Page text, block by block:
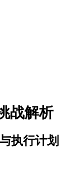
战解析
执行计划